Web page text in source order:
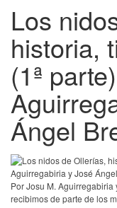
Los
historia,
(1ª
Ángel
Por Josu M.
recibimos de parte de los